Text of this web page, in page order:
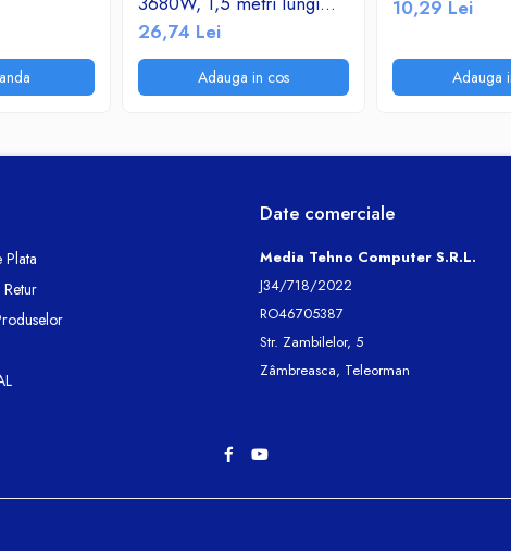
cu intrerupator, alb
26,74 Lei
Adauga in cos
10,29 Lei
Adauga
Date comerciale
Media Tehno Computer S.R.L.
J34/718/2022
RO46705387
Str. Zambilelor, 5
Zâmbreasca, Teleorman